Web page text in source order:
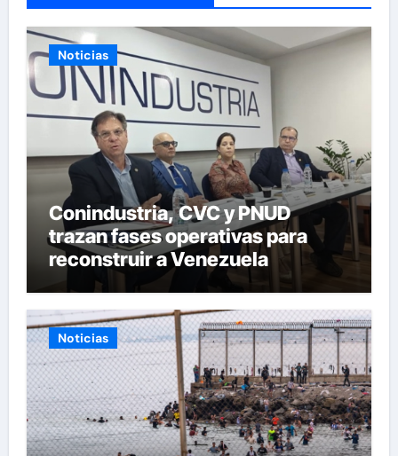
Noticias
Conindustria, CVC y PNUD
trazan fases operativas para
reconstruir a Venezuela
Noticias